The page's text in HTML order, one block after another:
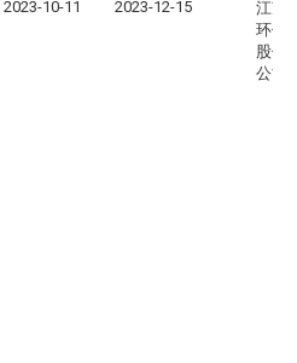
2023-10-11 2023-12-15
江苏
环保
股份
公司